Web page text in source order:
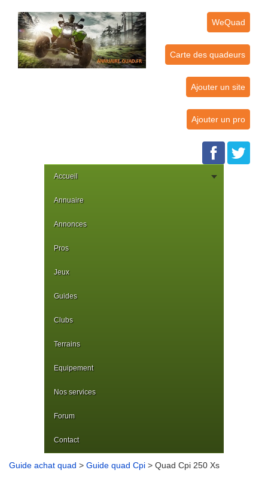
WeQuad
Carte des quadeurs
Ajouter un site
Ajouter un pro
Accueil
Annuaire
Annonces
Pros
Jeux
Guides
Clubs
Terrains
Equipement
Nos services
Forum
Contact
Guide achat quad > Guide quad Cpi > Quad Cpi 250 Xs